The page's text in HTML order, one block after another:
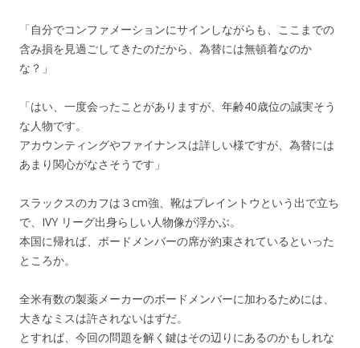
「自分でコンファメーションにサインしながらも、ここまでの
含み損を見過ごしてきたのだから、為替には無頓着なのか
な？」
「はい、一度会ったことがありますが、年齢40歳位の誠実そう
な人物です。
アカウンティングやファイナンスは詳しい様ですが、為替には
あまり関心がなさそうです」
スラックスのカフは３cm強、靴はプレイントウという出で立ち
で、IVY リーグ出身らしい人物像が浮かぶ。
本国に帰れば、ボードメンバーの席が約束されているといった
ところか。
全米有数の製薬メーカーのボードメンバーに加わるためには、
大きなミスは許されないはずだ。
とすれば、今回の問題を解く鍵はその辺りにあるのかもしれな